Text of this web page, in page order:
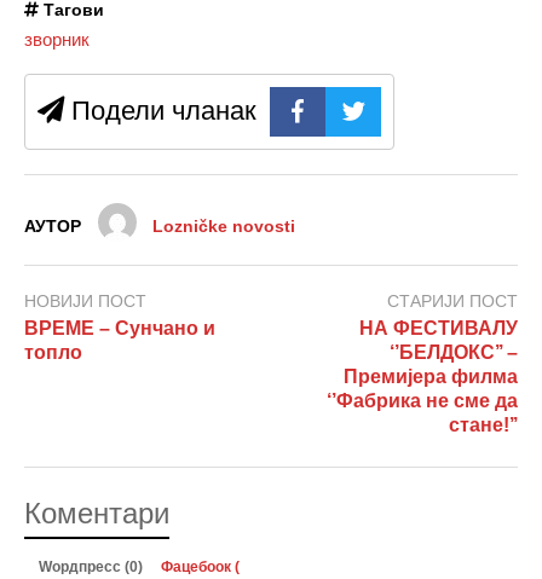
Тагови
зворник
Подели чланак
АУТОР Lozničke novosti
НОВИЈИ ПОСТ
ВРЕМЕ – Сунчано и
топло
СТАРИЈИ ПОСТ
НА ФЕСТИВАЛУ
‘’БЕЛДОКС’’ –
Премијера филма
‘’Фабрика не сме да
стане!’’
Коментари
Wордпресс (0) Фацебоок (